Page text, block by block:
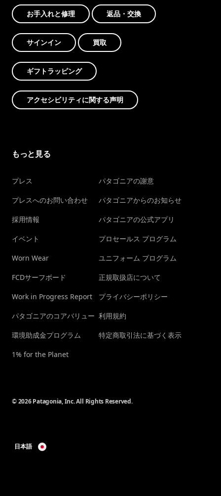
お手入れと修理 返品・交換
サインイン 買取
ギフトラッピング
アクセシビリティに関する声明
もっと見る
プレス
プレスへのお問い合わせ
採用情報
イベント
Worn Wear
FCDサーフボード
Work in Progress Report
パタゴニアのコアバリュー
環境助成金プログラム
1% for the Planet
パタゴニアの謝意
パタゴニアからのお知らせ
パタゴニアの公式アプリ
プロセールス プログラム
ユニフォーム プログラム
正規取扱店について
プライバシーポリシー
利用規約
特定商取引法に基づく表示
© 2026 Patagonia, Inc. All Rights Reserved.
日本語